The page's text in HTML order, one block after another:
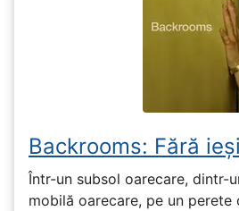
Backrooms: Fără
Într-un subsol oarecare, dintr-
mobilă oarecare, pe un perete